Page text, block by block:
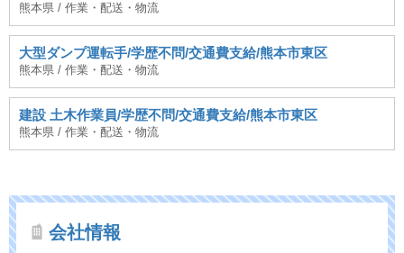
熊本県 / 作業・配送・物流
大型ダンプ運転手/学歴不問/交通費支給/熊本市東区
熊本県 / 作業・配送・物流
建設 土木作業員/学歴不問/交通費支給/熊本市東区
熊本県 / 作業・配送・物流
会社情報